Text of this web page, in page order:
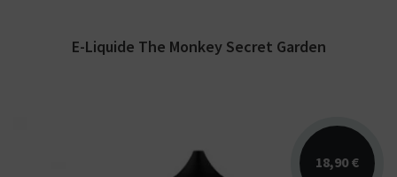
E-Liquide The Monkey Secret Garden
18,90 €